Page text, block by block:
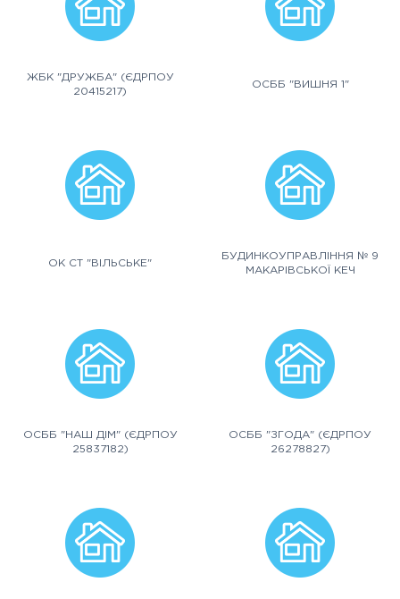
ЖБК "ДРУЖБА" (ЄДРПОУ
20415217)
ОСББ "ВИШНЯ 1"
ОК СТ "ВІЛЬСЬКЕ"
БУДИНКОУПРАВЛІННЯ № 9
МАКАРІВСЬКОЇ КЕЧ
ОСББ "НАШ ДІМ" (ЄДРПОУ
25837182)
ОСББ "ЗГОДА" (ЄДРПОУ
26278827)